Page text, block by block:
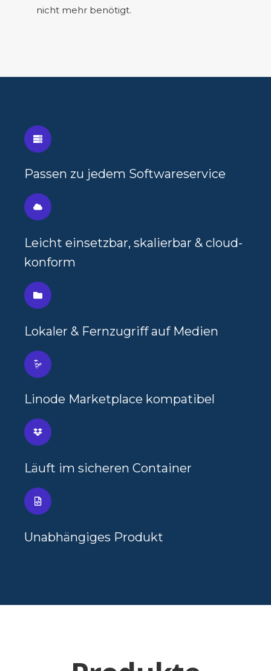
nicht mehr benötigt.
Passen zu jedem Softwareservice
Leicht einsetzbar, skalierbar & cloud-
konform
Lokaler & Fernzugriff auf Medien
Linode Marketplace kompatibel
Läuft im sicheren Container
Unabhängiges Produkt